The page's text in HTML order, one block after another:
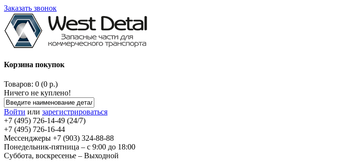
Заказать звонок
Корзина покупок
Товаров: 0 (0 р.)
Ничего не куплено!
Войти или зарегистрироваться
+7 (495) 726-14-49 (24/7)
+7 (495) 726-16-44
Мессенджеры +7 (903) 324-88-88
Понедельник-пятница – с 9:00 до 18:00
Суббота, воскресенье – Выходной